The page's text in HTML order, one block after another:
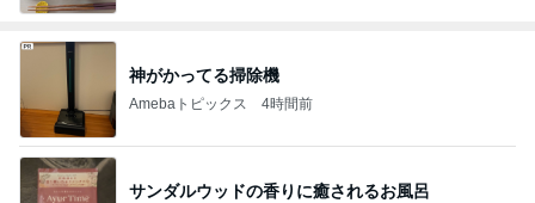
神がかってる掃除機
Amebaトピックス 4時間前
サンダルウッドの香りに癒されるお風呂